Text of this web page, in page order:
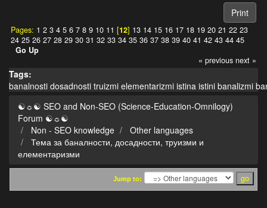
Print
Pages: 1 2 3 4 5 6 7 8 9 10 11 [12] 13 14 15 16 17 18 19 20 21 22 23
24 25 26 27 28 29 30 31 32 33 34 35 36 37 38 39 40 41 42 43 44 45
Go Up
« previous next »
Tags:
banalnosti dosadnosti truizmi elementarizmi istina istini banalizmi
☯☼☯ SEO and Non-SEO (Science-Education-Omnilogy)
Forum ☯☼☯
Non - SEO knowledge
Other languages
Тема за баналности, досадности, труизми и
елементаризми
Jump to: